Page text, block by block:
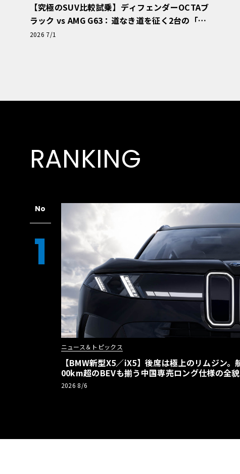
【究極のSUV比較試乗】ディフェンダーOCTAブ
ラック vs AMG G63：道なき道を征く2台の「対
極的アプローチ」
2026 7/1
RANKING
No
1
ニュース＆トピックス
【BMW新型X5／iX5】後席は極上のリムジン。
00km超のBEVも揃う中国専売ロング仕様の全貌
2026 8/6